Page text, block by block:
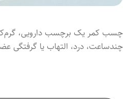
چسب کمر یک برچسب دارویی،
چندساعت، درد، التهاب یا گرفتگی